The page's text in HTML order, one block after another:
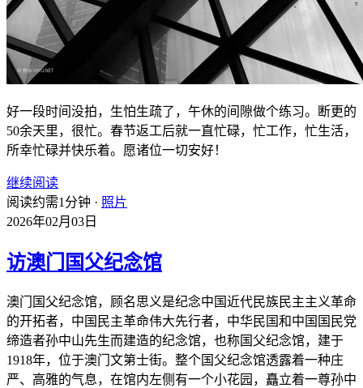
好一段时间没拍，生怕生疏了，午休的间隙做个练习。断更的
50余天里，很忙。春节返工后就一直忙碌，忙工作，忙生活，
所幸忙碌并快乐着。愿诸位一切安好！
继续阅读
阅读约需1分钟 · 照片
2026年02月03日
访澳门国父纪念馆
澳门国父纪念馆，顾名思义是纪念中国近代民族民主主义革命
的开拓者，中国民主革命伟大先行者，中华民国和中国国民党
缔造者孙中山先生而建造的纪念馆，也称国父纪念馆，建于
1918年，位于澳门文第士街。整个国父纪念馆透露着一种庄
严、高雅的气息，在馆内左侧有一个小花园，矗立着一尊孙中